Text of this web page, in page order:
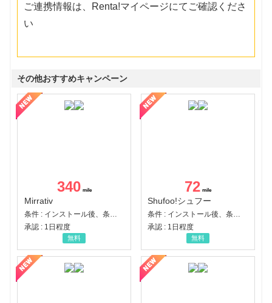
ご連携情報は、Renta!マイページにてご確認くださ
い
その他おすすめキャンペーン
340
Mirrativ
条件 : インストール後、条件達成
承認 : 1日程度
無料
72
Shufoo!シュフー
条件 : インストール後、条件達成
承認 : 1日程度
無料